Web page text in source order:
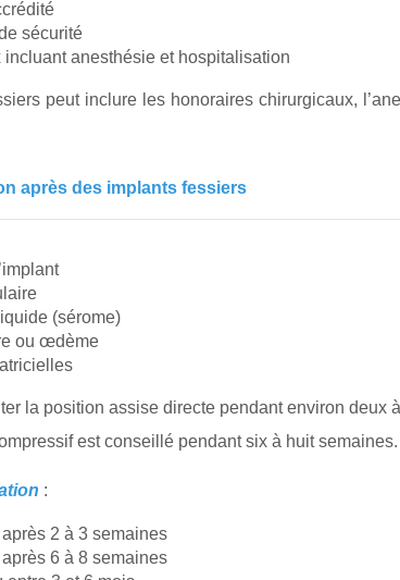
sécurité
incluant anesthésie et hospitalisation
peut inclure les honoraires chirurgicaux,
après des implants fessiers
(sérome)
ou œdème
la position assise directe pendant environ deux
est conseillé pendant six à huit semaines.
:
2 à 3 semaines
6 à 8 semaines